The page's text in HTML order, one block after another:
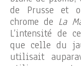
de Prusse et
chrome de La
L’intensité de
que celle du
utilisait